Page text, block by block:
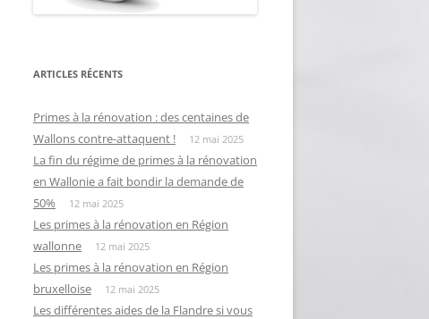
ARTICLES RÉCENTS
Primes à la rénovation : des centaines de
Wallons contre-attaquent !
12 mai 2025
La fin du régime de primes à la rénovation
en Wallonie a fait bondir la demande de
50%
12 mai 2025
Les primes à la rénovation en Région
wallonne
12 mai 2025
Les primes à la rénovation en Région
bruxelloise
12 mai 2025
Les différentes aides de la Flandre si vous